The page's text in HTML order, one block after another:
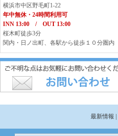
横浜市中区野毛町1-22
年中無休・24時間利用可
INN 13:00 / OUT 13:00
桜木町徒歩3分
関内・日ノ出町、各駅から徒歩１０分圏内
最新情報